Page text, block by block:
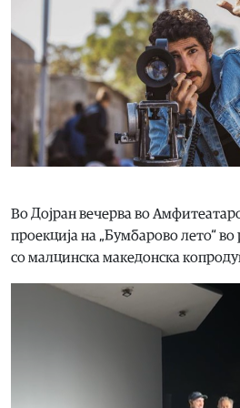
Во Дојран вечерва во
проекција на „Бумбарово лето“
со малцинска македонска